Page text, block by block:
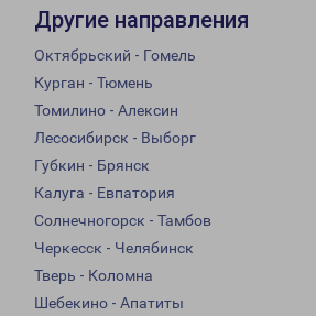
Другие направления
Октябрьский - Гомель
Курган - Тюмень
Томилино - Алексин
Лесосибирск - Выборг
Губкин - Брянск
Калуга - Евпатория
Солнечногорск - Тамбов
Черкесск - Челябинск
Тверь - Коломна
Шебекино - Апатиты